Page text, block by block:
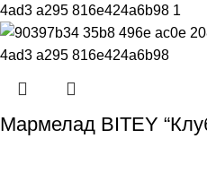
Мармелад BITEY